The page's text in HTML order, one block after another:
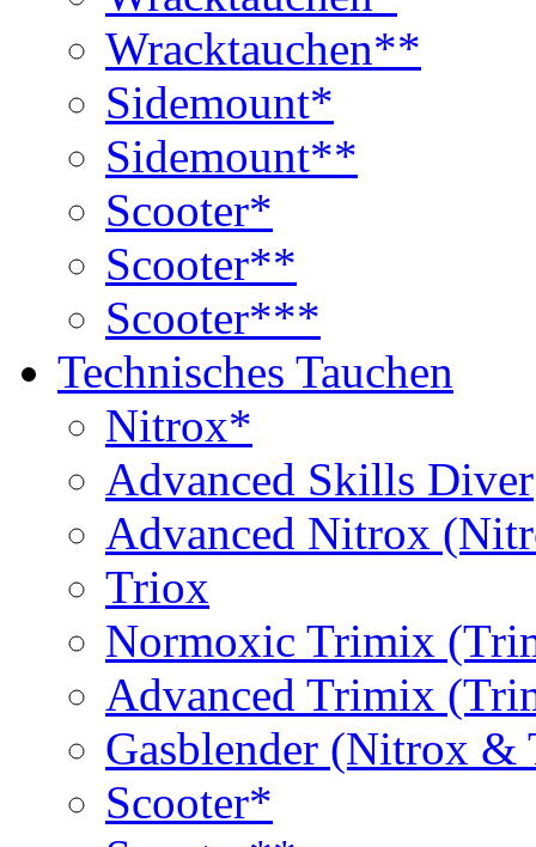
Wracktauchen**
Sidemount*
Sidemount**
Scooter*
Scooter**
Scooter***
Technisches Tauchen
Nitrox*
Advanced Skills Diver
Advanced Nitrox
Triox
Normoxic Trimix
Advanced Trimix
Gasblender (Nitrox
Scooter*